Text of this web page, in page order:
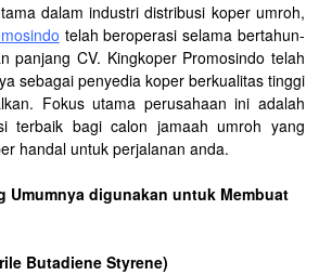
dalam industri distribusi koper umroh,
telah beroperasi selama bertahun-
panjang CV. Kingkoper Promosindo telah
sebagai penyedia koper berkualitas tinggi
Fokus utama perusahaan ini adalah
terbaik bagi calon jamaah umroh yang
handal untuk perjalanan anda.
Umumnya digunakan untuk Membuat
Butadiene Styrene)